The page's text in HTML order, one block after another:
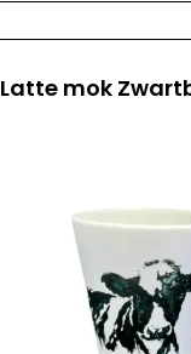
Latte mok